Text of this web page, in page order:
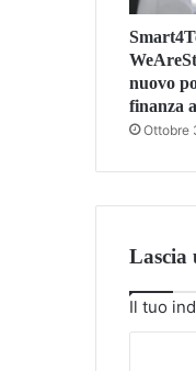
nuovo
finanza
Ottobre
Lascia
Il tuo